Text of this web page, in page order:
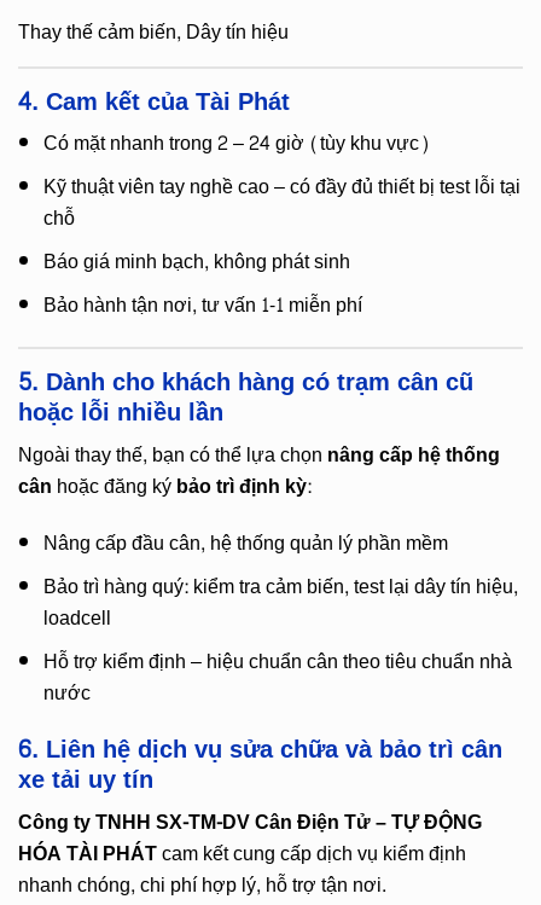
Thay thế cảm biến, Dây tín hiệu
4. Cam kết của Tài Phát
Có mặt nhanh trong 2 – 24 giờ (tùy khu vực)
Kỹ thuật viên tay nghề cao – có đầy đủ thiết bị test lỗi tại
chỗ
Báo giá minh bạch, không phát sinh
Bảo hành tận nơi, tư vấn 1-1 miễn phí
5. Dành cho khách hàng có trạm cân cũ
hoặc lỗi nhiều lần
Ngoài thay thế, bạn có thể lựa chọn nâng cấp hệ thống
cân hoặc đăng kýbảo trì định kỳ:
Nâng cấp đầu cân, hệ thống quản lý phần mềm
Bảo trì hàng quý: kiểm tra cảm biến, test lại dây tín hiệu,
loadcell
Hỗ trợ kiểm định – hiệu chuẩn cân theo tiêu chuẩn nhà
nước
6. Liên hệ dịch vụ sửa chữa và bảo trì cân
xe tải uy tín
Công ty TNHH SX-TM-DV Cân Điện Tử – TỰ ĐỘNG
HÓA TÀI PHÁTcam kết cung cấp dịch vụ kiểm định
nhanh chóng, chi phí hợp lý, hỗ trợ tận nơi.